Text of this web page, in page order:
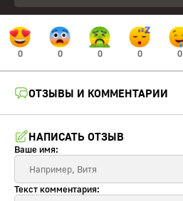
0 0 0 0 0
ОТЗЫВЫ И КОММЕНТАРИИ
НАПИСАТЬ ОТЗЫВ
Ваше имя:
Текст комментария: